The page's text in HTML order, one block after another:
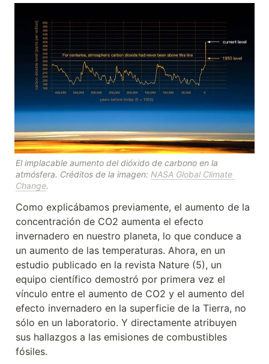
El implacable aumento del dióxido de carbono en la
atmósfera. Créditos de la imagen: NASA Global Climate
Change.
Como explicábamos previamente, el aumento de la
concentración de CO2 aumenta el efecto
invernadero en nuestro planeta, lo que conduce a
un aumento de las temperaturas. Ahora, en un
estudio publicado en la revista Nature (5), un
equipo científico demostró por primera vez el
vínculo entre el aumento de CO2 y el aumento del
efecto invernadero en la superficie de la Tierra, no
sólo en un laboratorio. Y directamente atribuyen
sus hallazgos a las emisiones de combustibles
fósiles.